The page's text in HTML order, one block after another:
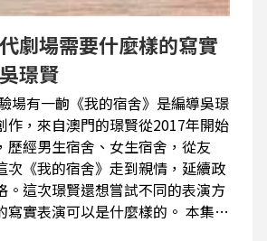
劇場需要什麼樣的寫實
璟賢
場有一齣《我的宿舍》是編導吳璟
作，來自澳門的璟賢從2017年開始
歷經男生宿舍、女生宿舍，從友
次《我的宿舍》走到親情，延續政
。這次璟賢還想嘗試不同的表演方
表演可以是什麼樣的。 本集重